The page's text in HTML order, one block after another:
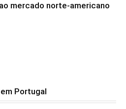
mercado norte-americano
Portugal